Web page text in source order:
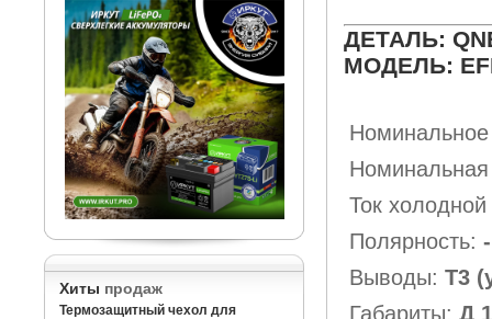
Хиты продаж
Термозащитный чехол для
ДЕТАЛЬ:
МОДЕЛЬ:
Ток
Полярность:
Выводы: Т3
Габариты: Д